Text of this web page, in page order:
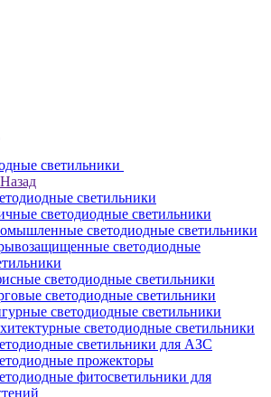
светильники
Назад
светильники
светодиодные светильники
светодиодные светильники
светодиодные
светодиодные светильники
светодиодные светильники
светодиодные светильники
светодиодные светильники
светильники для АЗС
прожекторы
фитосветильники для